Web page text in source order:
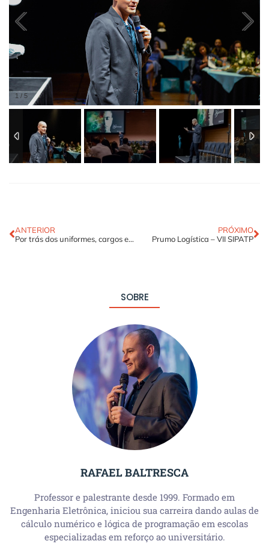
1 / 5
ANTERIOR
Por trás dos uniformes, cargos e funções.
PRÓXIMO
Prumo Logística – VII SIPATP
SOBRE
RAFAEL BALTRESCA
Professor e palestrante desde 1999. Formado em
Engenharia Eletrônica, iniciou sua carreira dando aulas de
cálculo numérico e lógica de programação em escolas
especializadas em reforço ao universitário.